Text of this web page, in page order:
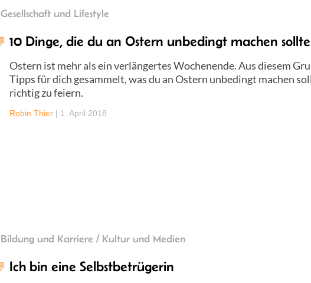
Gesellschaft und Lifestyle
10 Dinge, die du an Ostern unbedingt machen
Ostern ist mehr als ein verlängertes Wochenende. Aus diesem
Tipps für dich gesammelt, was du an Ostern unbedingt machen
richtig zu feiern.
Robin Thier | 1. April 2018
Bildung und Karriere / Kultur und Medien
Ich bin eine Selbstbetrügerin